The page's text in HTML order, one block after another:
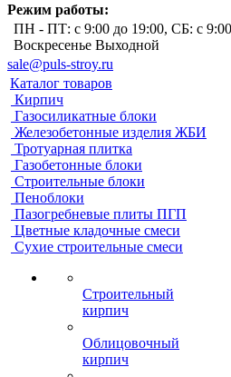
Режим работы:
ПН - ПТ: с 9:00 до 19:00, СБ: с
Воскресенье Выходной
sale@puls-stroy.ru
Каталог товаров
Кирпич
Газосиликатные блоки
Железобетонные изделия ЖБИ
Тротуарная плитка
Газобетонные блоки
Строительные блоки
Пеноблоки
Пазогребневые плиты ПГП
Цветные кладочные смеси
Сухие строительные смеси
Строительный
кирпич
Облицовочный
кирпич